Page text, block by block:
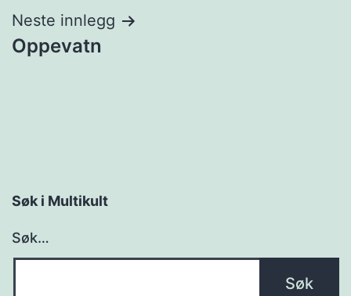
Neste innlegg
Oppevatn
Søk i Multikult
Søk…